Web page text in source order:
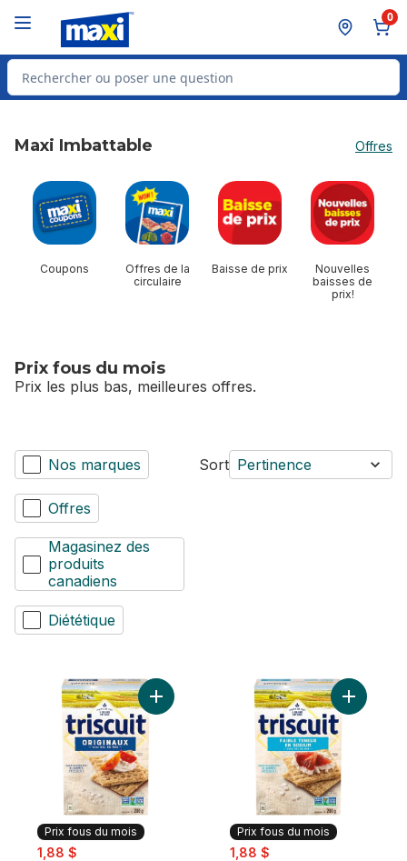
0
Rechercher des produits
Maxi Imbattable Offres
sauter Maxi Imbattable
Coupons
Offres de la
circulaire
Baisse de prix
Nouvelles
baisses de
prix!
Prix fous du mois
Prix les plus bas, meilleures offres.
Nos marques
Offres
Magasinez des
produits
canadiens
Diététique
Sort Pertinence
Prix fous du mois
sale:
1,88 $
Ajouter Craquelins TRISCUIT originaux
Prix fous du mois
sale:
1,88 $
Ajouter